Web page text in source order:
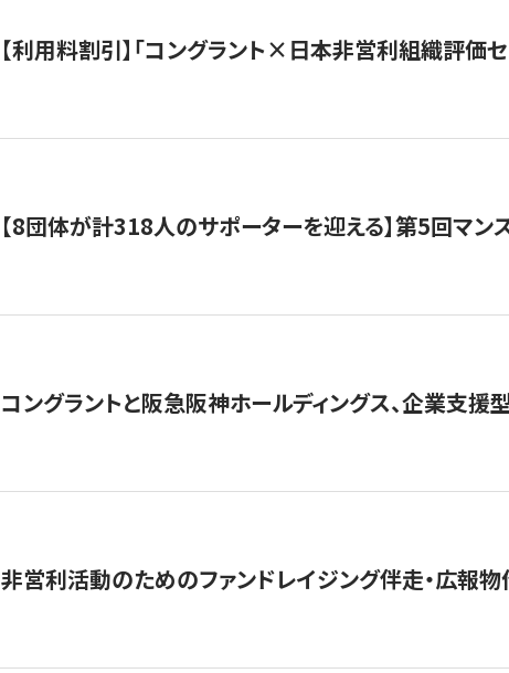
【利用料割引】「コングラント×日本非営利組織評価
【8団体が計318人のサポーターを迎える】​​第5回マ
コングラントと阪急阪神ホールディングス、企業支援
非営利活動のためのファンドレイジング伴走・広報